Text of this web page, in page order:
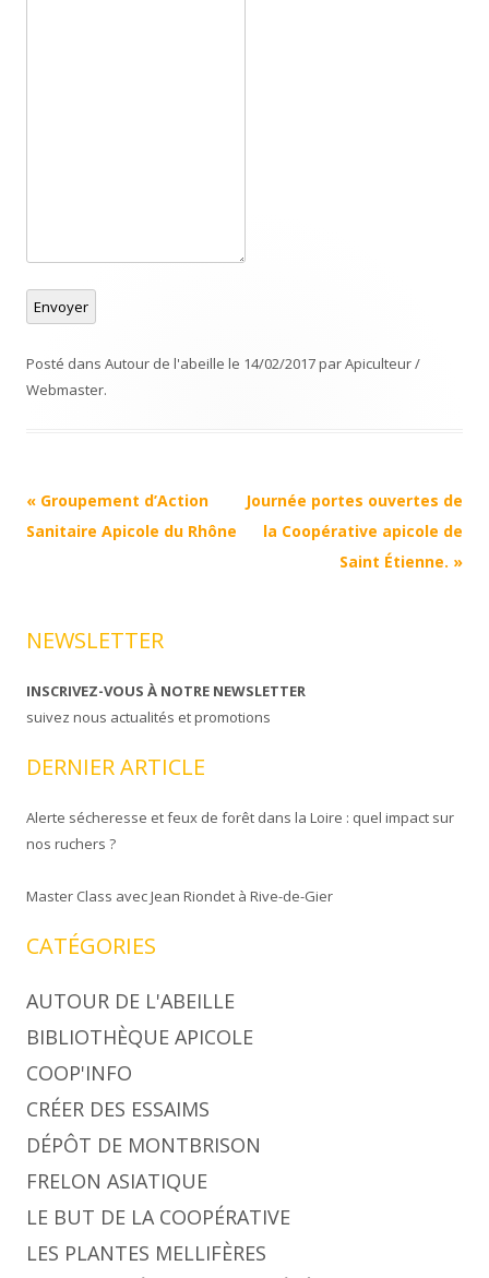
Envoyer
Posté dans Autour de l'abeille le 14/02/2017parApiculteur /
Webmaster.
Navigation
Article
« Groupement d’Action
Sanitaire Apicole du Rhône
Journée portes ouvertes de
la Coopérative apicole de
Saint Étienne. »
NEWSLETTER
INSCRIVEZ-VOUS À NOTRE NEWSLETTER
suivez nous actualités et promotions
DERNIER ARTICLE
Alerte sécheresse et feux de forêt dans la Loire : quel impact sur
nos ruchers ?
Master Class avec Jean Riondet à Rive-de-Gier
CATÉGORIES
AUTOUR DE L'ABEILLE
BIBLIOTHÈQUE APICOLE
COOP'INFO
CRÉER DES ESSAIMS
DÉPÔT DE MONTBRISON
FRELON ASIATIQUE
LE BUT DE LA COOPÉRATIVE
LES PLANTES MELLIFÈRES